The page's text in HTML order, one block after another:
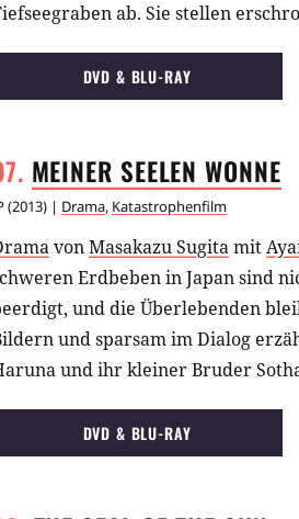
ab. Sie stellen
DVD & BLU-RAY
MEINER SEELENWONNE
(2013) | Drama, Katastrophenfilm
vonMasakazu Sugitamit
Erdbeben in Japan sind
und die Überlebenden
und sparsam im Dialog
und ihr kleiner Bruder
Haus gut. Die Tante bemüht sich
an ihnen. Dennoch ist die
DVD & BLU-RAY